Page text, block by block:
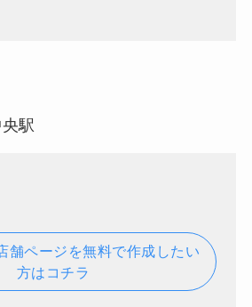
駅
舗ページを無料で作成したい
方はコチラ